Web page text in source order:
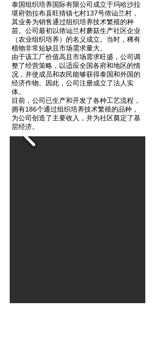
泰国组织培养国际有限公司成立于玛哈沙拉
堪府勃拉布县旺猜镇七村137号侬讪兰村，
其业务为销售通过组织培养技术繁殖的种
苗。公司最初以侬讪兰村蘑菇生产社区企业
（农业组织培养）的名义成立。当时，稀有
植物非常短缺且市场需求量大。
由于该工厂价值高且市场需求旺盛，公司调
整了经营策略，以适应全国各府和地区的情
况，并使成员和农民能够获得泰国和外国的
经济作物。因此，公司注册成立了法人实
体。
目前，公司已生产和开发了各种工艺流程，
拥有186个通过组织培养技术繁殖的品种，
为公司创造了主要收入，并为社区奠定了基
层经济。